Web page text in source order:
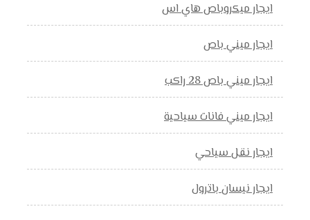
ايجار ميكروباص هاي اس
ايجار ميني باص
ايجار ميني باص 28 راكب
ايجار ميني فانات سياحية
ايجار نقل سياحي
ايجار نيسان باترول